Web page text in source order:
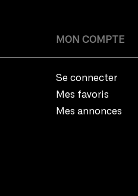
MON COMPTE
Se connecter
Mes favoris
Mes annonces